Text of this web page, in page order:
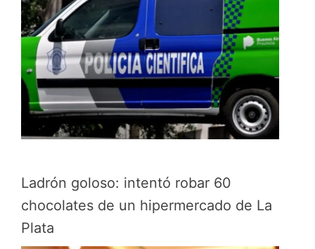
Ladrón goloso: intentó robar 60
chocolates de un hipermercado de La
Plata